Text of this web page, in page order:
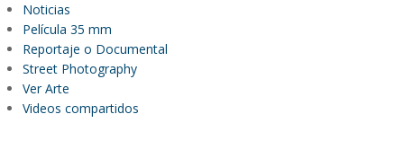
Noticias
Película 35 mm
Reportaje o Documental
Street Photography
Ver Arte
Videos compartidos